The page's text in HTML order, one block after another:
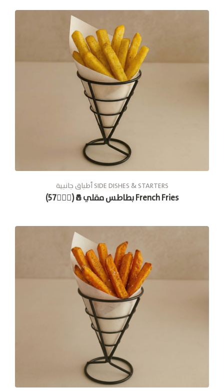
أطباق جانبية SIDE DISHES & STARTERS
بطاطس مقلي🧂(🚶🏽‍♂️57) French Fries